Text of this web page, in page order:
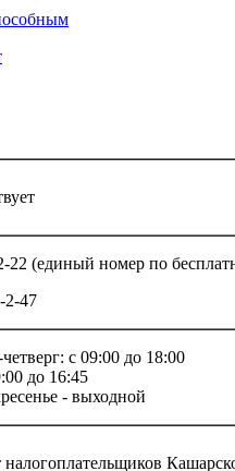
22 (единый номер по
2-47
с 09:00 до 18:00
до 16:45
- выходной